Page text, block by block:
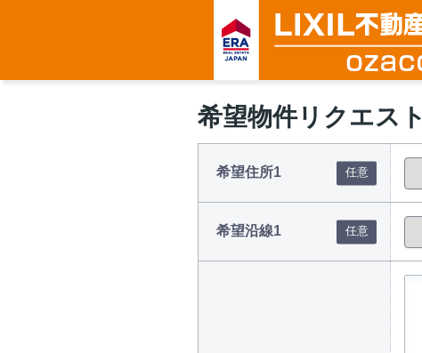
希望物件リクエスト
希望住所1
希望沿線1